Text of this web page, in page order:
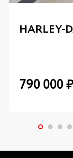
HARLEY-
790 000